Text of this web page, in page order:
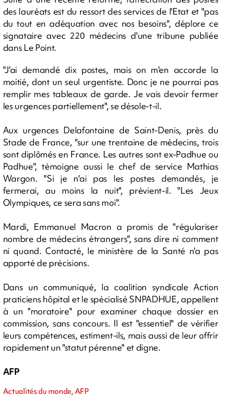
des lauréats est du ressort des services de l'Etat et "pas
du tout en adéquation avec nos besoins", déplore ce
signataire avec 220 médecins d'une tribune publiée
dans Le Point.
"J'ai demandé dix postes, mais on m'en accorde la
moitié, dont un seul urgentiste. Donc je ne pourrai pas
remplir mes tableaux de garde. Je vais devoir fermer
les urgences partiellement", se désole-t-il.
Aux urgences Delafontaine de Saint-Denis, près du
Stade de France, "sur une trentaine de médecins, trois
sont diplômés en France. Les autres sont ex-Padhue ou
Padhue", témoigne aussi le chef de service Mathias
Wargon. "Si je n'ai pas les postes demandés, je
fermerai, au moins la nuit", prévient-il. "Les Jeux
Olympiques, ce sera sans moi".
Mardi, Emmanuel Macron a promis de "régulariser
nombre de médecins étrangers", sans dire ni comment
ni quand. Contacté, le ministère de la Santé n'a pas
apporté de précisions.
Dans un communiqué, la coalition syndicale Action
praticiens hôpital et le spécialisé SNPADHUE, appellent
à un "moratoire" pour examiner chaque dossier en
commission, sans concours. Il est "essentiel" de vérifier
leurs compétences, estiment-ils, mais aussi de leur offrir
rapidement un "statut pérenne" et digne.
AFP
Actualités du monde, AFP